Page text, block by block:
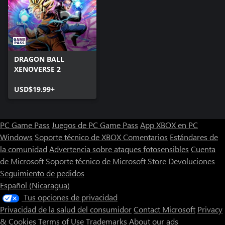
DRAGON BALL
XENOVERSE 2
USD$19.99+
PC Game Pass Juegos de PC Game Pass App XBOX en PC
Windows Soporte técnico de XBOXComentarios Estándares de
la comunidad Advertencia sobre ataques fotosensibles Cuenta
de Microsoft Soporte técnico de Microsoft Store Devoluciones
Seguimiento de pedidos
Español (Nicaragua)
Tus opciones de privacidad
Privacidad de la salud del consumidorContact Microsoft Privacy
& Cookies Terms of UseTrademarks About our ads